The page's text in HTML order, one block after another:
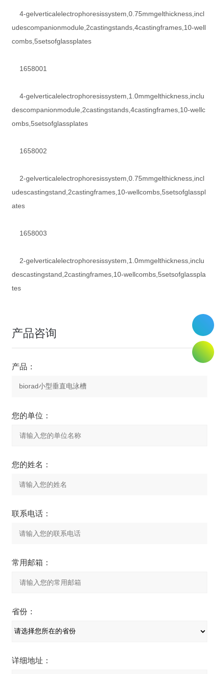
4-gelverticalelectrophoresissystem,0.75mmgelthickness,incl
udescompanionmodule,2castingstands,4castingframes,10-well
combs,5setsofglassplates
1658001
4-gelverticalelectrophoresissystem,1.0mmgelthickness,inclu
descompanionmodule,2castingstands,4castingframes,10-wellc
ombs,5setsofglassplates
1658002
2-gelverticalelectrophoresissystem,0.75mmgelthickness,incl
udescastingstand,2castingframes,10-wellcombs,5setsofglasspl
ates
1658003
2-gelverticalelectrophoresissystem,1.0mmgelthickness,inclu
descastingstand,2castingframes,10-wellcombs,5setsofglasspla
tes
产品咨询
产品：
您的单位：
您的姓名：
联系电话：
常用邮箱：
省份：
详细地址：